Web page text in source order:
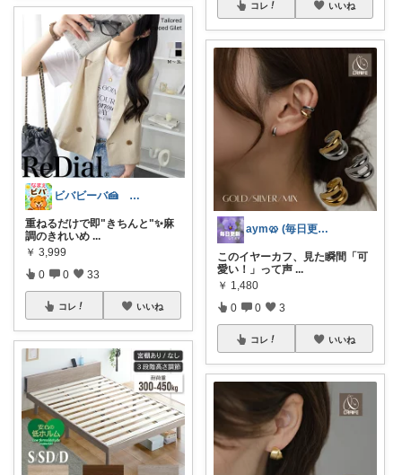
ビバビーバ🍰 経由購入感謝です♥
重ねるだけで即"きちんと"✨麻
調のきれいめ ...
￥ 3,999
0 0 33
コレ いいね
コレ いいね
aym🥨 (毎日更新してます🙌)
このイヤーカフ、見た瞬間「可
愛い！」って声 ...
￥ 1,480
0 0 3
コレ いいね